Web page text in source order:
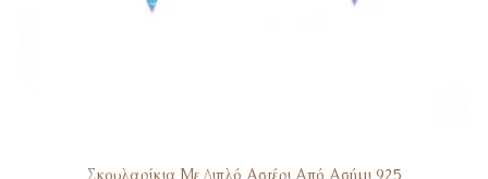
Σκουλαρίκια Με Διπλό Αστέρι Από Ασήμι 925